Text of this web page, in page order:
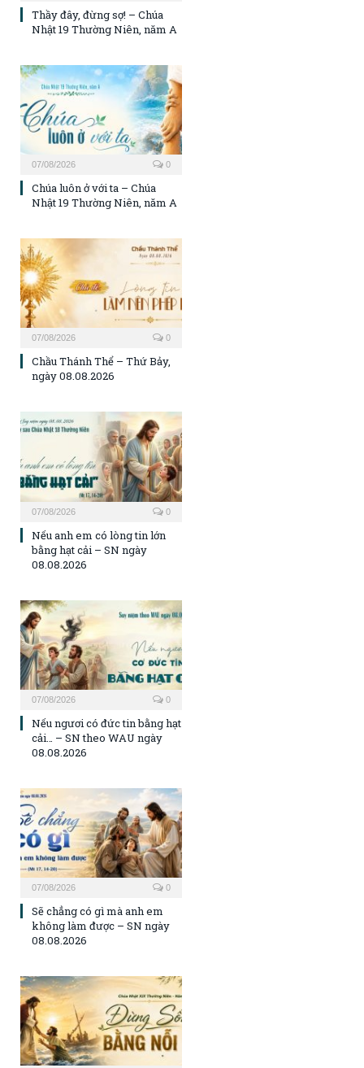
Thầy đây, đừng sợ! – Chúa
Nhật 19 Thường Niên, năm A
07/08/2026 0
Chúa luôn ở với ta – Chúa
Nhật 19 Thường Niên, năm A
07/08/2026 0
Chầu Thánh Thể – Thứ Bảy,
ngày 08.08.2026
07/08/2026 0
Nếu anh em có lòng tin lớn
bằng hạt cải – SN ngày
08.08.2026
07/08/2026 0
Nếu ngươi có đức tin bằng hạt
cải… – SN theo WAU ngày
08.08.2026
07/08/2026 0
Sẽ chẳng có gì mà anh em
không làm được – SN ngày
08.08.2026